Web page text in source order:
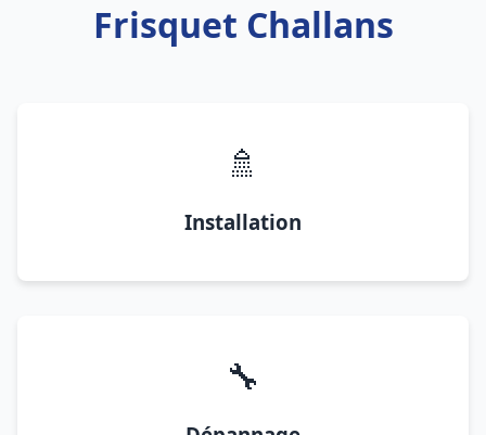
Frisquet Challans
🚿
Installation
🔧